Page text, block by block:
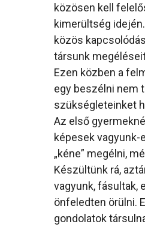
közösen kell
kimerültség
közös
társunk
Ezen közben a
egy beszélni nem
szükségleteinket
Az első
képesek
„kéne” megélni,
Készültünk rá,
vagyunk, fásultak,
önfeledten örülni.
gondolatok